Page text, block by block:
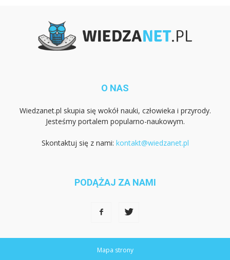
O NAS
Wiedzanet.pl skupia się wokół nauki, człowieka i przyrody.
Jesteśmy portalem popularno-naukowym.
Skontaktuj się z nami: kontakt@wiedzanet.pl
PODĄŻAJ ZA NAMI
Mapa strony